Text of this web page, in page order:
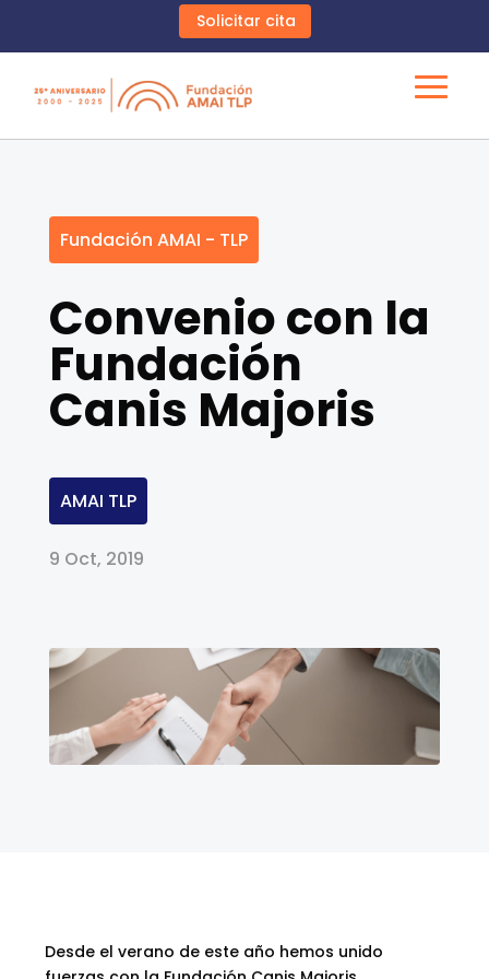
Solicitar cita
Fundación AMAI - TLP
Convenio con la
Fundación
Canis Majoris
AMAI TLP
9 Oct, 2019
Desde el verano de este año hemos unido